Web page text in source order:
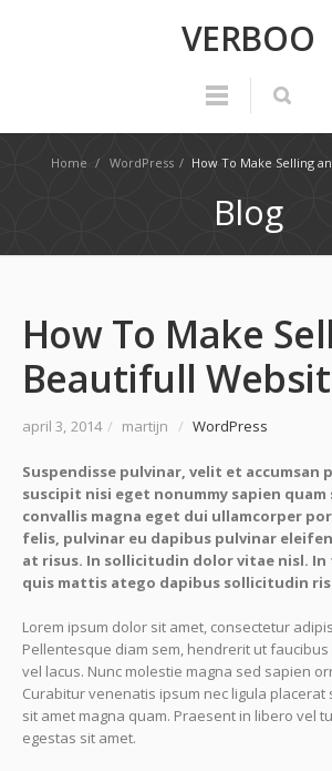
VERBOO
Home / WordPress / How To Make Selling
Blog
How To Make
Beautifull
april 3, 2014 / martijn / WordPress
Suspendisse pulvinar, velit et
suscipit nisi eget nonummy sapien quam
convallis magna eget dui ullamcorper
felis, pulvinar eu dapibus pulvinar
at risus. In sollicitudin dolor vitae nisl.
quis mattis atego dapibus sollicitudin
Lorem ipsum dolor sit amet, consectetur
Pellentesque diam sem, hendrerit ut
vel lacus. Nunc molestie magna sed sapien
Curabitur venenatis ipsum nec ligula placerat
sit amet magna quam. Praesent in libero vel
egestas sit amet.